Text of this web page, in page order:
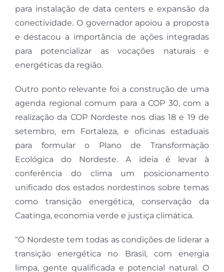
para instalação de data centers e expansão da
conectividade. O governador apoiou a proposta
e destacou a importância de ações integradas
para potencializar as vocações naturais e
energéticas da região.
Outro ponto relevante foi a construção de uma
agenda regional comum para a COP 30, com a
realização da COP Nordeste nos dias 18 e 19 de
setembro, em Fortaleza, e oficinas estaduais
para formular o Plano de Transformação
Ecológica do Nordeste. A ideia é levar à
conferência do clima um posicionamento
unificado dos estados nordestinos sobre temas
como transição energética, conservação da
Caatinga, economia verde e justiça climática.
“O Nordeste tem todas as condições de liderar a
transição energética no Brasil, com energia
limpa, gente qualificada e potencial natural. O